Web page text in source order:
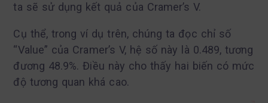
ta sẽ sử dụng kết quả của Cramer’s V.
Cụ thể, trong ví dụ trên, chúng ta đọc chỉ số
“Value” của Cramer’s V, hệ số này là 0.489, tương
đương 48.9%. Điều này cho thấy hai biến có mức
độ tương quan khá cao.